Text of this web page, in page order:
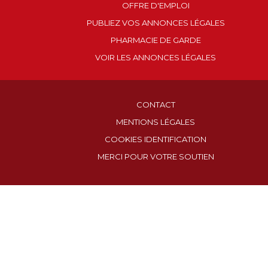
OFFRE D'EMPLOI
PUBLIEZ VOS ANNONCES LÉGALES
PHARMACIE DE GARDE
VOIR LES ANNONCES LÉGALES
CONTACT
MENTIONS LÉGALES
COOKIES IDENTIFICATION
MERCI POUR VOTRE SOUTIEN